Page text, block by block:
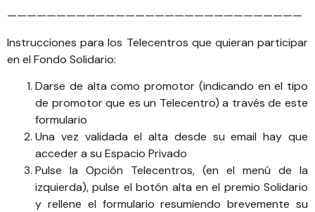
——————————————————————————————
Instrucciones para los Telecentros que quieran participar
en el Fondo Solidario:
Darse de alta como promotor (indicando en el tipo
de promotor que es un Telecentro) a través de este
formulario
Una vez validada el alta desde su email hay que
acceder a su Espacio Privado
Pulse la Opción Telecentros, (en el menú de la
izquierda), pulse el botón alta en el premio Solidario
y rellene el formulario resumiendo brevemente su